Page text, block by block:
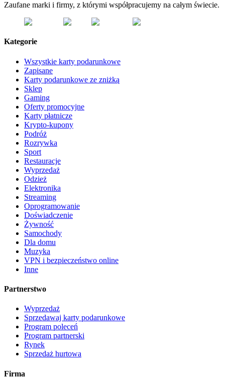
Zaufane marki i firmy, z którymi współpracujemy na całym świecie.
Kategorie
Wszystkie karty podarunkowe
Zapisane
Karty podarunkowe ze zniżką
Sklep
Gaming
Oferty promocyjne
Karty płatnicze
Krypto-kupony
Podróż
Rozrywka
Sport
Restauracje
Wyprzedaż
Odzież
Elektronika
Streaming
Oprogramowanie
Doświadczenie
Żywność
Samochody
Dla domu
Muzyka
VPN i bezpieczeństwo online
Inne
Partnerstwo
Wyprzedaż
Sprzedawaj karty podarunkowe
Program poleceń
Program partnerski
Rynek
Sprzedaż hurtowa
Firma